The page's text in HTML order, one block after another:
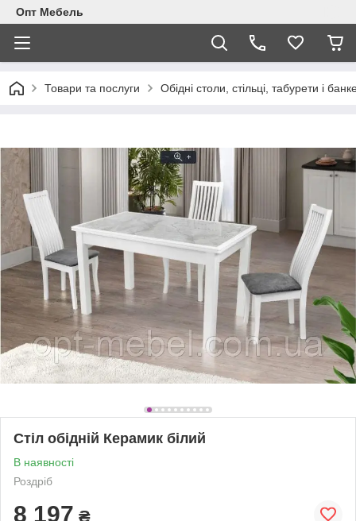
Опт Мебель
Товари та послуги Обідні столи, стільці, табурети і
Стіл обідній Керамик білий
В наявності
Роздріб
8 197 ₴